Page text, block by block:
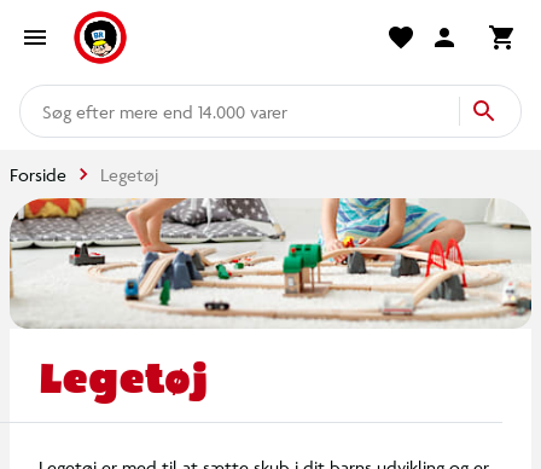
mere end 14.000 varer
Forside Legetøj
Legetøj